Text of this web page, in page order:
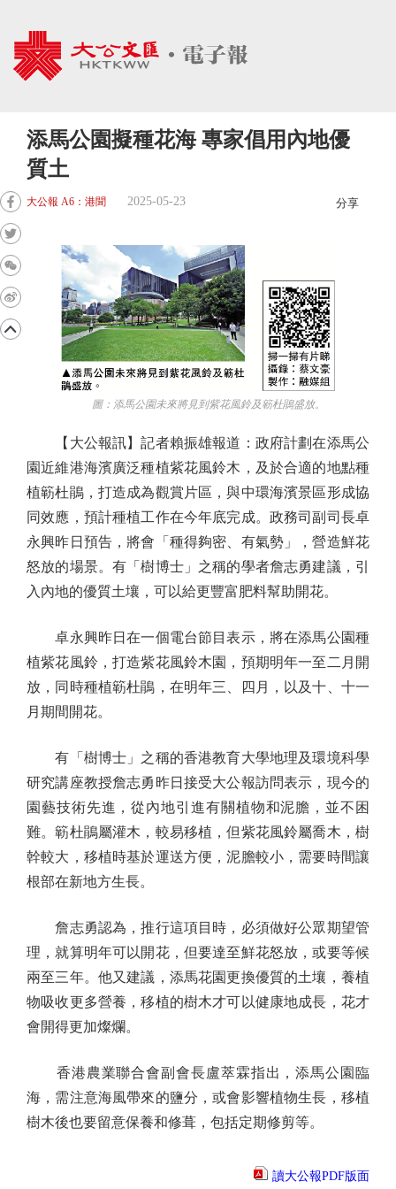
添馬公園擬種花海 專家倡用內地優
質土
大公報 A6：港聞 2025-05-23 分享
圖：添馬公園未來將見到紫花風鈴及簕杜鵑盛放。
【大公報訊】記者賴振雄報道：政府計劃在添馬公
園近維港海濱廣泛種植紫花風鈴木，及於合適的地點種
植簕杜鵑，打造成為觀賞片區，與中環海濱景區形成協
同效應，預計種植工作在今年底完成。政務司副司長卓
永興昨日預告，將會「種得夠密、有氣勢」，營造鮮花
怒放的場景。有「樹博士」之稱的學者詹志勇建議，引
入內地的優質土壤，可以給更豐富肥料幫助開花。
卓永興昨日在一個電台節目表示，將在添馬公園種
植紫花風鈴，打造紫花風鈴木園，預期明年一至二月開
放，同時種植簕杜鵑，在明年三、四月，以及十、十一
月期間開花。
有「樹博士」之稱的香港教育大學地理及環境科學
研究講座教授詹志勇昨日接受大公報訪問表示，現今的
園藝技術先進，從內地引進有關植物和泥膽，並不困
難。簕杜鵑屬灌木，較易移植，但紫花風鈴屬喬木，樹
幹較大，移植時基於運送方便，泥膽較小，需要時間讓
根部在新地方生長。
詹志勇認為，推行這項目時，必須做好公眾期望管
理，就算明年可以開花，但要達至鮮花怒放，或要等候
兩至三年。他又建議，添馬花園更換優質的土壤，養植
物吸收更多營養，移植的樹木才可以健康地成長，花才
會開得更加燦爛。
香港農業聯合會副會長盧萃霖指出，添馬公園臨
海，需注意海風帶來的鹽分，或會影響植物生長，移植
樹木後也要留意保養和修葺，包括定期修剪等。
讀大公報PDF版面